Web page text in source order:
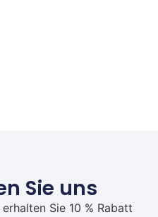
Sie uns
Sie 10 % Rabatt